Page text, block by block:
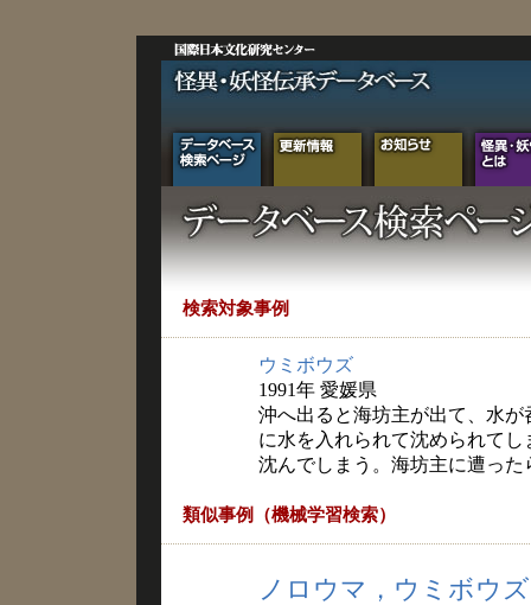
検索対象事例
ウミボウズ
1991年 愛媛県
沖へ出ると海坊主が出て、水
に水を入れられて沈められて
沈んでしまう。海坊主に遭った
類似事例（機械学習検索）
ノロウマ，ウミボウズ